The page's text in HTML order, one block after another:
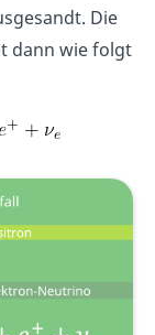
Die
dann wie folgt